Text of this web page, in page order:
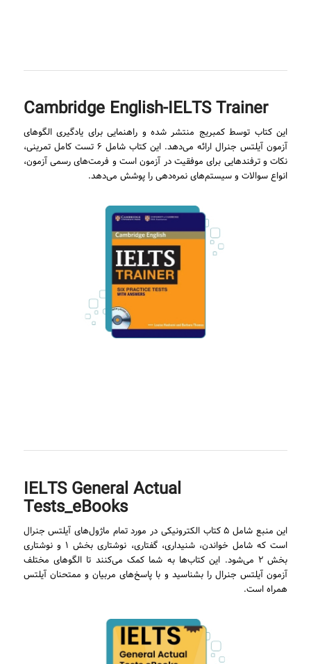
Cambridge English-IELTS Trainer
این کتاب توسط کمبریج منتشر شده و راهنمایی برای یادگیری الگوهای
آزمون آیلتس جنرال ارائه می‌دهد. این کتاب شامل ۶ تست کامل تمرینی،
نکات و ترفندهایی برای موفقیت در آزمون است و فرمت‌های رسمی آزمون،
انواع سوالات و سیستم‌های نمره‌دهی را پوشش می‌دهد.
IELTS General Actual
Tests_eBooks
این منبع شامل ۵ کتاب الکترونیکی در مورد تمام ماژول‌های آیلتس جنرال
است که شامل خواندن، شنیداری، گفتاری، نوشتاری بخش ۱ و نوشتاری
بخش ۲ می‌شود. این کتاب‌ها به شما کمک می‌کنند تا الگوهای مختلف
آزمون آیلتس جنرال را بشناسید و با پاسخ‌های مربیان و ممتحنان آیلتس
همراه است.